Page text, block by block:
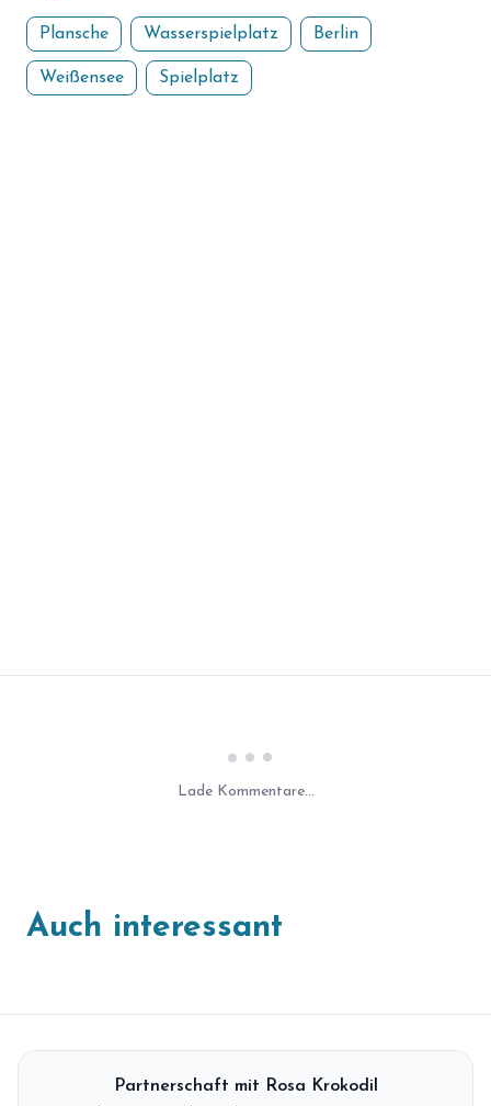
Plansche Wasserspielplatz Berlin
Weißensee Spielplatz
Lade Kommentare...
Auch interessant
Partnerschaft mit Rosa Krokodil